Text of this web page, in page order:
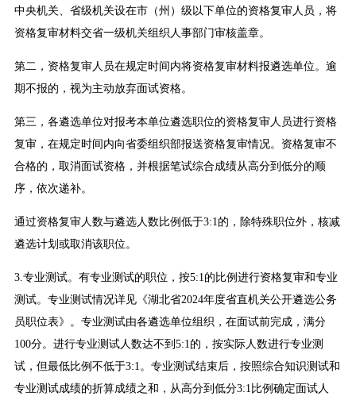
中央机关、省级机关设在市（州）级以下单位的资格复审人员，将
资格复审材料交省一级机关组织人事部门审核盖章。
第二，资格复审人员在规定时间内将资格复审材料报遴选单位。逾
期不报的，视为主动放弃面试资格。
第三，各遴选单位对报考本单位遴选职位的资格复审人员进行资格
复审，在规定时间内向省委组织部报送资格复审情况。资格复审不
合格的，取消面试资格，并根据笔试综合成绩从高分到低分的顺
序，依次递补。
通过资格复审人数与遴选人数比例低于3:1的，除特殊职位外，核减
遴选计划或取消该职位。
3.专业测试。有专业测试的职位，按5:1的比例进行资格复审和专业
测试。专业测试情况详见《湖北省2024年度省直机关公开遴选公务
员职位表》。专业测试由各遴选单位组织，在面试前完成，满分
100分。进行专业测试人数达不到5:1的，按实际人数进行专业测
试，但最低比例不低于3:1。专业测试结束后，按照综合知识测试和
专业测试成绩的折算成绩之和，从高分到低分3:1比例确定面试人